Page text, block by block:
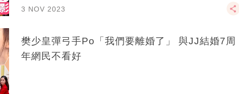
3 NOV 2023
樊少皇彈弓手Po「我們要離婚了」 與JJ結婚7周
年網民不看好